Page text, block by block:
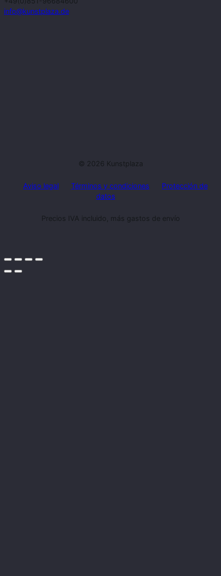
info@kunstplaza.de
© 2026 Kunstplaza
Aviso legal Términos y condiciones
Protección de
datos
Precios IVA incluido, más gastos de envío